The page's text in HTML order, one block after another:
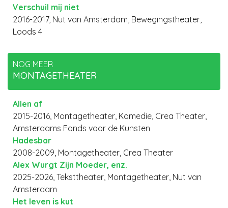
Verschuil mij niet
2016-2017, Nut van Amsterdam, Bewegingstheater,
Loods 4
NOG MEER
MONTAGETHEATER
Allen af
2015-2016, Montagetheater, Komedie, Crea Theater,
Amsterdams Fonds voor de Kunsten
Hadesbar
2008-2009, Montagetheater, Crea Theater
Alex Wurgt Zijn Moeder, enz.
2025-2026, Teksttheater, Montagetheater, Nut van
Amsterdam
Het leven is kut